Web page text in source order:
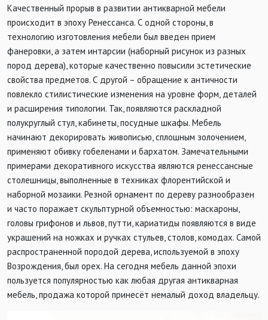
Качественный прорыв в развитии антикварной мебели
происходит в эпоху Ренессанса. С одной стороны, в
технологию изготовления мебели был введен прием
фанеровки, а затем интарсии (наборный рисунок из разных
пород дерева), которые качественно повысили эстетические
свойства предметов. С другой – обращение к античности
повлекло стилистические изменения на уровне форм, деталей
и расширения типологии. Так, появляются раскладной
полукруглый стул, кабинеты, посудные шкафы. Мебель
начинают декорировать живописью, сплошным золочением,
применяют обивку гобеленами и бархатом. Замечательными
примерами декоративного искусства являются ренессансные
столешницы, выполненные в техниках флорентийской и
наборной мозаики. Резной орнамент по дереву разнообразен
и часто поражает скульптурной объемностью: маскароны,
головы грифонов и львов, путти, кариатиды появляются в виде
украшений на ножках и ручках стульев, столов, комодах. Самой
распространенной породой дерева, используемой в эпоху
Возрождения, был орех. На сегодня мебель данной эпохи
пользуется популярностью как любая другая антикварная
мебель, продажа которой принесёт немалый доход владельцу.